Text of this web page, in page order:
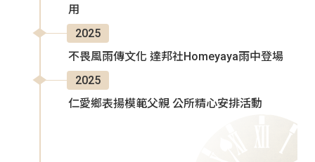
用
2025
不畏風雨傳文化 達邦社Homeyaya雨中登場
2025
仁愛鄉表揚模範父親 公所精心安排活動